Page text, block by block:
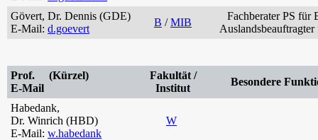
Gövert, Dr. Dennis (GDE)
E-Mail: d.goevert
B /MIB
Fachberater PS für
Prof. (Kürzel)
E-Mail
Fakultät /
Institut
Besondere
Habedank,
Dr. Winrich (HBD)
E-Mail: w.habedank
W